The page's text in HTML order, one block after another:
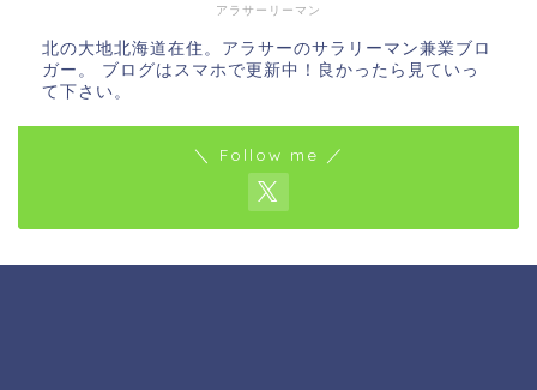
アラサーリーマン
北の大地北海道在住。アラサーのサラリーマン兼業ブロ
ガー。 ブログはスマホで更新中！良かったら見ていっ
て下さい。
＼ Follow me ／